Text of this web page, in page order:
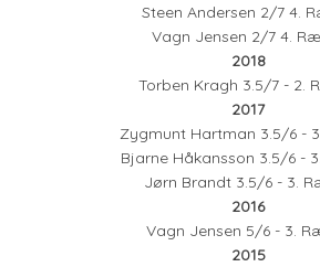
Steen Andersen 2/7 4.
Vagn Jensen 2/7 4.
2018
Torben Kragh 3.5/7 - 2.
2017
Zygmunt Hartman 3.5/6 -
Bjarne Håkansson 3.5/6 -
Jørn Brandt 3.5/6 - 3.
2016
Vagn Jensen 5/6 - 3.
2015